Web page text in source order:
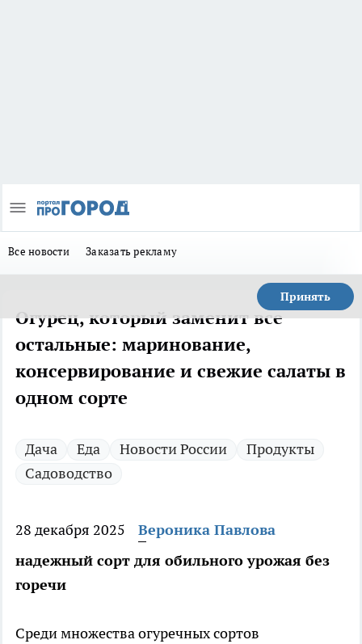
Все новости Заказать рекламу
Принять
Огурец, который заменит все
остальные: маринование,
консервирование и свежие салаты в
одном сорте
Дача Еда Новости России
Продукты
Садоводство
28 декабря 2025
Вероника Павлова
надежный сорт для обильного урожая без
горечи
Среди множества огуречных сортов